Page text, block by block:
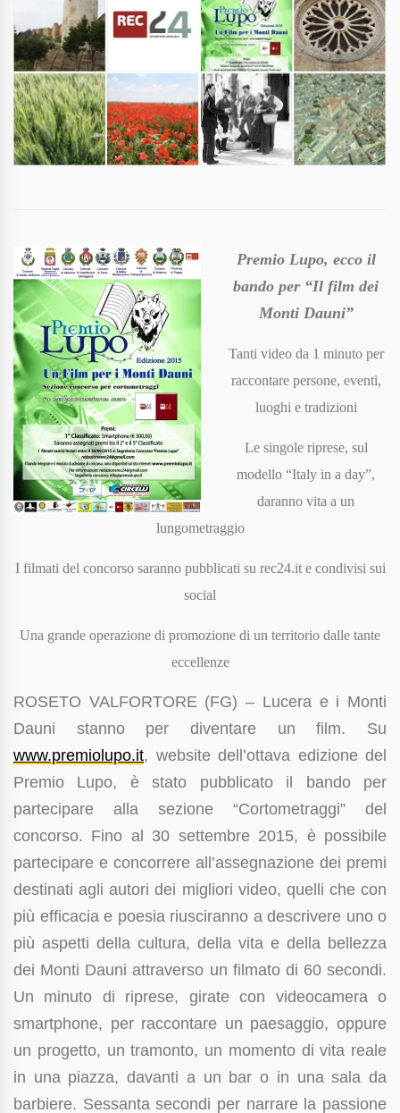
Premio Lupo, ecco il
bando per “Il film dei
Monti Dauni”
Tanti video da 1 minuto per
raccontare persone, eventi,
luoghi e tradizioni
Le singole riprese, sul
modello “Italy in a day”,
daranno vita a un
lungometraggio
I filmati del concorso saranno pubblicati su rec24.it e condivisi sui
social
Una grande operazione di promozione di un territorio dalle tante
eccellenze
ROSETO VALFORTORE (FG) – Lucera e i Monti
Dauni stanno per diventare un film. Su
www.premiolupo.it, website dell’ottava edizione del
Premio Lupo, è stato pubblicato il bando per
partecipare alla sezione “Cortometraggi” del
concorso. Fino al 30 settembre 2015, è possibile
partecipare e concorrere all’assegnazione dei premi
destinati agli autori dei migliori video, quelli che con
più efficacia e poesia riusciranno a descrivere uno o
più aspetti della cultura, della vita e della bellezza
dei Monti Dauni attraverso un filmato di 60 secondi.
Un minuto di riprese, girate con videocamera o
smartphone, per raccontare un paesaggio, oppure
un progetto, un tramonto, un momento di vita reale
in una piazza, davanti a un bar o in una sala da
barbiere. Sessanta secondi per narrare la passione